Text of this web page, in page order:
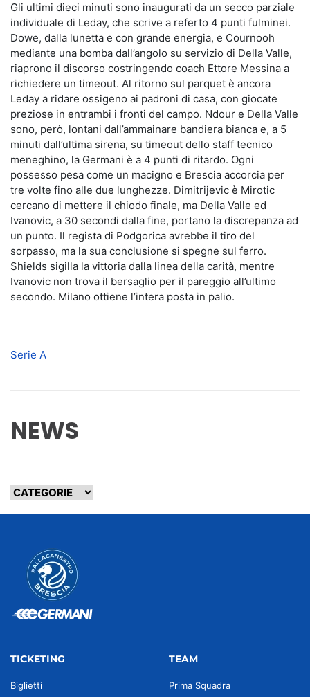
Gli ultimi dieci minuti sono inaugurati da un secco parziale
individuale di Leday, che scrive a referto 4 punti fulminei.
Dowe, dalla lunetta e con grande energia, e Cournooh
mediante una bomba dall’angolo su servizio di Della Valle,
riaprono il discorso costringendo coach Ettore Messina a
richiedere un timeout. Al ritorno sul parquet è ancora
Leday a ridare ossigeno ai padroni di casa, con giocate
preziose in entrambi i fronti del campo. Ndour e Della Valle
sono, però, lontani dall’ammainare bandiera bianca e, a 5
minuti dall’ultima sirena, su timeout dello staff tecnico
meneghino, la Germani è a 4 punti di ritardo. Ogni
possesso pesa come un macigno e Brescia accorcia per
tre volte fino alle due lunghezze. Dimitrijevic è Mirotic
cercano di mettere il chiodo finale, ma Della Valle ed
Ivanovic, a 30 secondi dalla fine, portano la discrepanza ad
un punto. Il regista di Podgorica avrebbe il tiro del
sorpasso, ma la sua conclusione si spegne sul ferro.
Shields sigilla la vittoria dalla linea della carità, mentre
Ivanovic non trova il bersaglio per il pareggio all’ultimo
secondo. Milano ottiene l’intera posta in palio.
Serie A
NEWS
TICKETING
Biglietti
TEAM
Prima Squadra